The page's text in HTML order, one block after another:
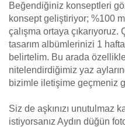
Beğendiğiniz konseptleri
konsept geliştiriyor; %100
çalışma ortaya çıkarıyoruz.
tasarım albümlerinizi 1
belirtelim. Bu arada
nitelendirdiğimiz yaz
bizimle iletişime geçmeniz
Siz de aşkınızı unutulmaz
istiyorsanız Aydın düğün